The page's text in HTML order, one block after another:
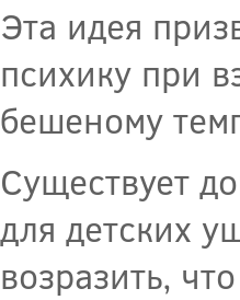
Эта идея
психику при
бешеному
Существует
для детских
возразить,